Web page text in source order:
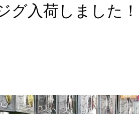
グ入荷しました